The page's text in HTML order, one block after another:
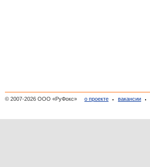
© 2007-2026 ООО «РуФокс» о проекте вакансии